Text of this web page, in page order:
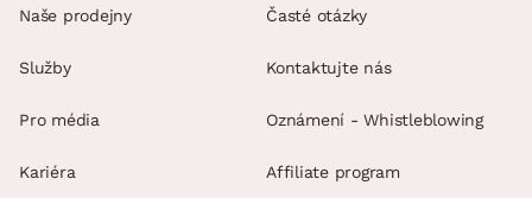
Naše prodejny
Služby
Pro média
Kariéra
Časté otázky
Kontaktujte nás
Oznámení - Whistleblowing
Affiliate program